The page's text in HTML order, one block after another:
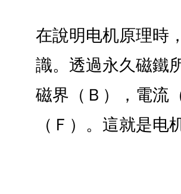
在說明电机原理時
識。透過永久磁鐵
磁界（Ｂ），電流
（Ｆ）。這就是电